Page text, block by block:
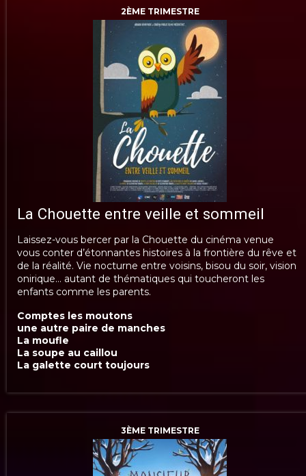
2ÈME TRIMESTRE
La Chouette entre veille et sommeil
Laissez-vous bercer par la Chouette du cinéma venue
vous conter d’étonnantes histoires à la frontière du rêve et
de la réalité. Vie nocturne entre voisins, bisou du soir, vision
onirique… autant de thématiques qui toucheront les
enfants comme les parents.
Comptes les moutons
une autre paire de manches
La moufle
La soupe au caillou
La galette court toujours
3ÈME TRIMESTRE